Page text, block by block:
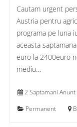
Cautam urgent
Austria pentru
programa pe luna
aceasta
euro la 2400euro
mediu…
2 Saptamani
Permanent